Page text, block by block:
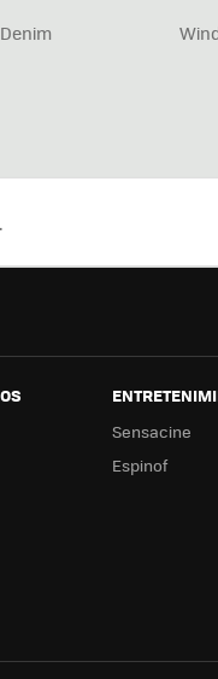
Sensacine
Espinof